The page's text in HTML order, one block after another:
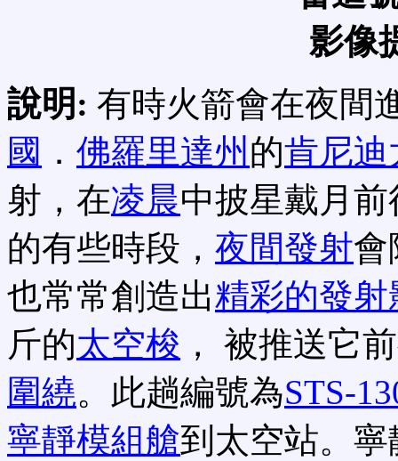
影像
說明: 有時火箭會在夜間
國 ． 佛羅里達州 的肯尼迪
射，在凌晨中披星戴月前
的有些時段， 夜間發射會
也常常創造出精彩的發射
斤的太空梭 ， 被推送它
圍繞。此趟編號為STS-
寧靜模組艙到太空站。